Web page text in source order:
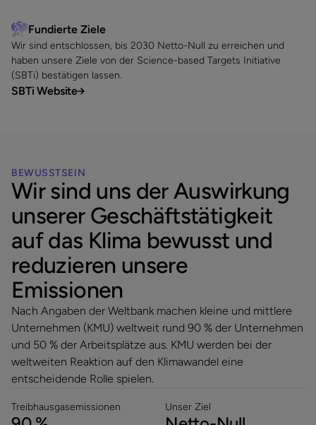
Fundierte Ziele
Wir sind entschlossen, bis 2030 Netto-Null zu erreichen und
haben unsere Ziele von der Science-based Targets Initiative
(SBTi) bestätigen lassen.
SBTi Website
BEWUSSTSEIN
Wir sind uns der Auswirkung
unserer Geschäftstätigkeit
auf das Klima bewusst und
reduzieren unsere
Emissionen
Nach Angaben der Weltbank machen kleine und mittlere
Unternehmen (KMU) weltweit rund 90 % der Unternehmen
und 50 % der Arbeitsplätze aus. KMU werden bei der
weltweiten Reaktion auf den Klimawandel eine
entscheidende Rolle spielen.
Treibhausgasemissionen Unser Ziel